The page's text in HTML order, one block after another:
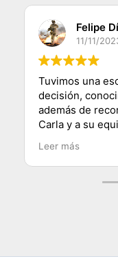
Felipe
11/11/
Tuvimos una
decisión,
además de
Carla y a su
saludos desde
Leer más